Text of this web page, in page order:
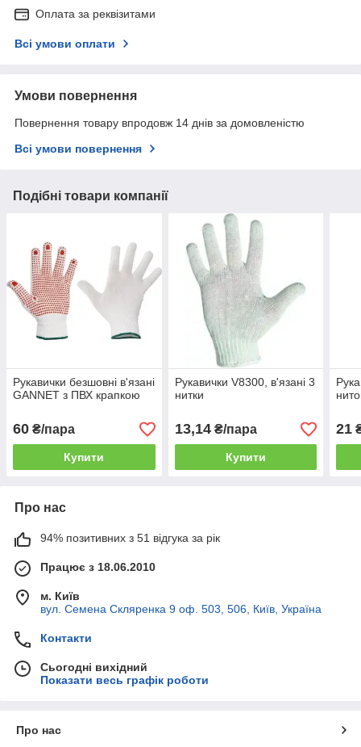
Оплата за реквізитами
Всі умови оплати
Умови повернення
Повернення товару впродовж 14 днів за домовленістю
Всі умови повернення
Подібні товари компанії
Рукавички безшовні в'язані
GANNET з ПВХ крапкою
60 ₴/пара
Купити
Рукавички V8300, в'язані 3
нитки
13,14₴/пара
Купити
21
Про нас
94% позитивних з 51 відгука за рік
Працює з 18.06.2010
м. Київ
вул. Семена Скляренка 9 оф. 503, 506, Київ, Україна
Контакти
Сьогодні вихідний
Показати весь графік роботи
Про нас